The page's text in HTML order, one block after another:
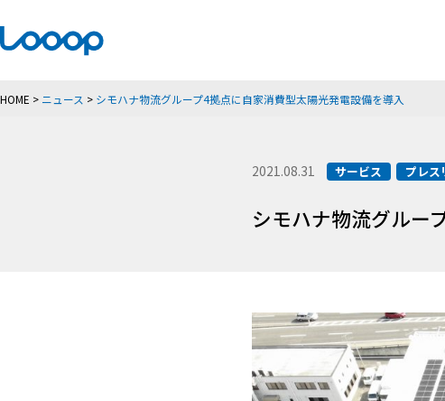
HOME > ニュース > シモハナ物流グループ4拠点に自家消費型太陽光発電設備を導入
2021.08.31 サービス プレス
シモハナ物流グルー